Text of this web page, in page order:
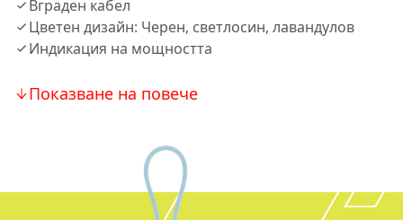
Вграден кабел
Цветен дизайн: Черен, светлосин, лавандулов
Индикация на мощността
Показване на повече